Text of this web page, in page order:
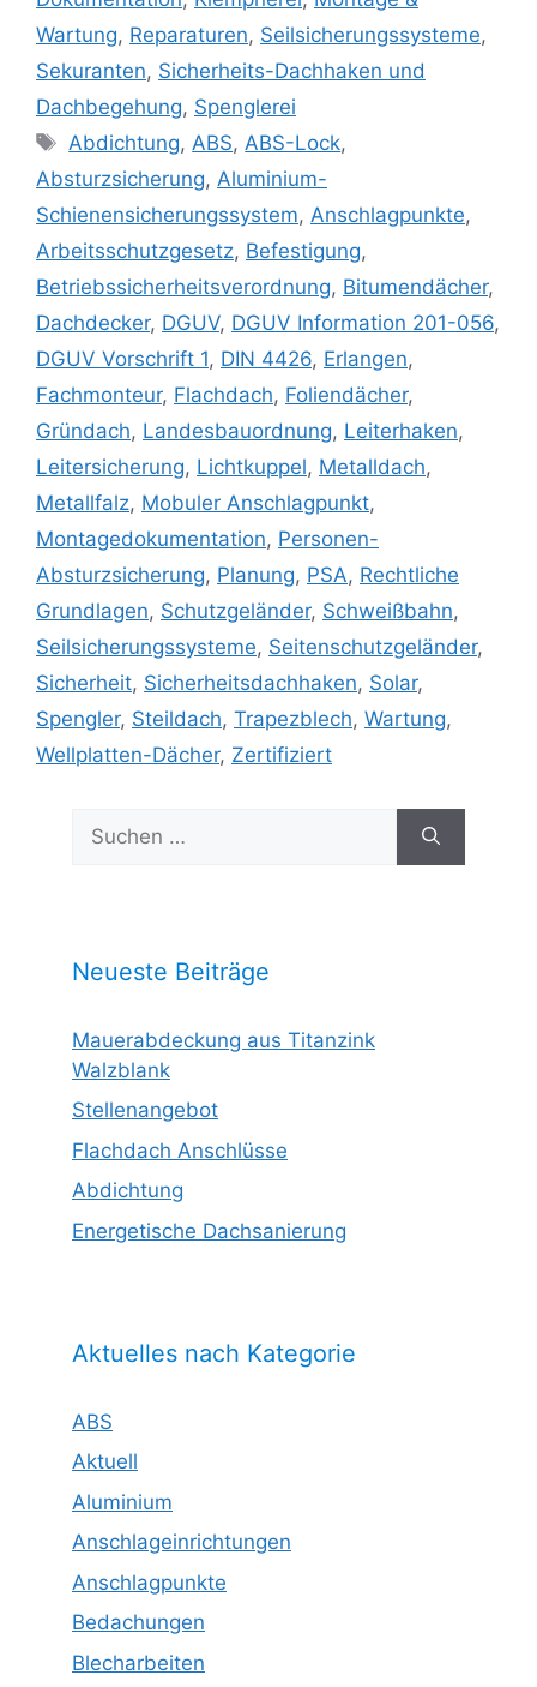
Wartung, Reparaturen, Seilsicherungssysteme,
Sekuranten, Sicherheits-Dachhaken und
Dachbegehung, Spenglerei
Schlagwörter
Abdichtung, ABS, ABS-Lock,
Absturzsicherung, Aluminium-
Schienensicherungssystem, Anschlagpunkte,
Arbeitsschutzgesetz, Befestigung,
Betriebssicherheitsverordnung, Bitumendächer,
Dachdecker, DGUV, DGUV Information 201-056,
DGUV Vorschrift 1, DIN 4426, Erlangen,
Fachmonteur, Flachdach, Foliendächer,
Gründach, Landesbauordnung, Leiterhaken,
Leitersicherung, Lichtkuppel, Metalldach,
Metallfalz, Mobuler Anschlagpunkt,
Montagedokumentation, Personen-
Absturzsicherung, Planung, PSA, Rechtliche
Grundlagen, Schutzgeländer, Schweißbahn,
Seilsicherungssysteme, Seitenschutzgeländer,
Sicherheit, Sicherheitsdachhaken, Solar,
Spengler, Steildach, Trapezblech, Wartung,
Wellplatten-Dächer, Zertifiziert
nach:
Neueste Beiträge
Mauerabdeckung aus Titanzink
Walzblank
Stellenangebot
Flachdach Anschlüsse
Abdichtung
Energetische Dachsanierung
Aktuelles nach Kategorie
ABS
Aktuell
Aluminium
Anschlageinrichtungen
Anschlagpunkte
Bedachungen
Blecharbeiten